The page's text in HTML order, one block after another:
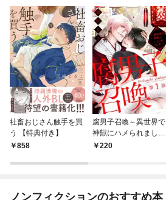
社畜おじさん触手を買
う 【特典付き】
858
腐男子召喚～異世界で
神獣にハメられました
～ 分冊版 1
220
ノンフィクションのおすすめ本